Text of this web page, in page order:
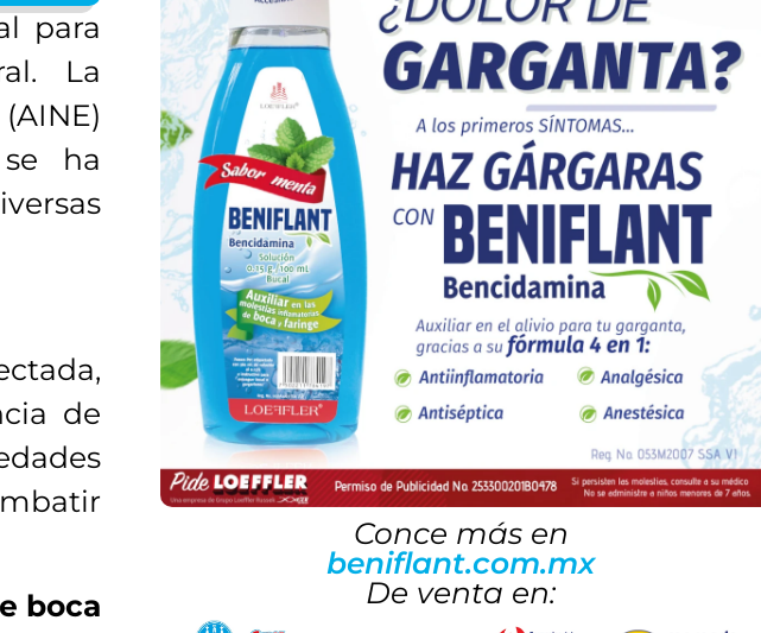
para
La
ha
de
boca
Conce más en
beniflant.com.mx
De venta en: